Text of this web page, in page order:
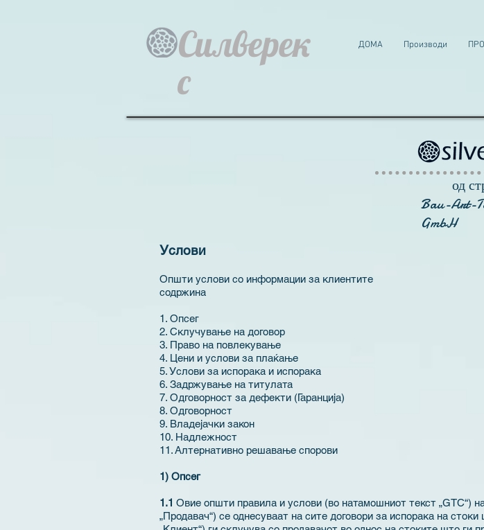
Силверек
с
ДОМА Производи
од
Bau-Art-
GmbH
Услови
Општи услови со информации за клиентите
содржина
1. Опсег
2. Склучување на договор
3. Право на повлекување
4. Цени и услови за плаќање
5. Услови за испорака и испорака
6. Задржување на титулата
7. Одговорност за дефекти (Гаранција)
8. Одговорност
9. Владејачки закон
10. Надлежност
11. Алтернативно решавање спорови
1) Опсег
1.1 Овие општи правила и услови (во натамошниот текст „GTC“)
„Продавач“) се однесуваат на сите договори за испорака на